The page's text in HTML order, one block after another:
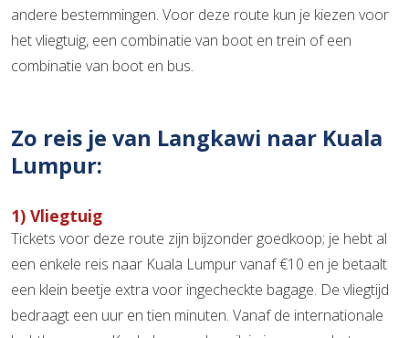
andere bestemmingen. Voor deze route kun je kiezen voor
het vliegtuig, een combinatie van boot en trein of een
combinatie van boot en bus.
Zo reis je van Langkawi naar Kuala
Lumpur:
1) Vliegtuig
Tickets voor deze route zijn bijzonder goedkoop; je hebt al
een enkele reis naar Kuala Lumpur vanaf €10 en je betaalt
een klein beetje extra voor ingecheckte bagage. De vliegtijd
bedraagt een uur en tien minuten. Vanaf de internationale